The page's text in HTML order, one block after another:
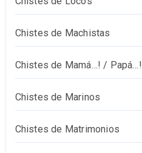
Chistes de Machistas
Chistes de Mamá…! / Papá…!
Chistes de Marinos
Chistes de Matrimonios